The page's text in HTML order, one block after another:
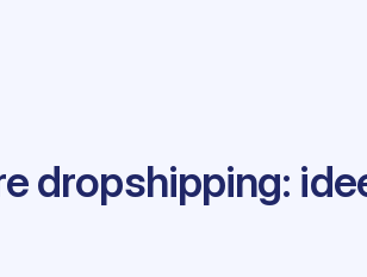
dropshipping: